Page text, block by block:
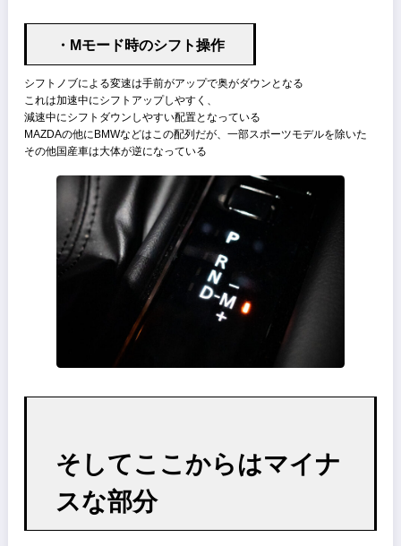
情報量は必要最低限だがかなり見やすい、お陰で運転中メーターに視
を落とす機会が激減した
・MRCC使用時のグラフィック
・電動シートのポジション設定でHUDとミ